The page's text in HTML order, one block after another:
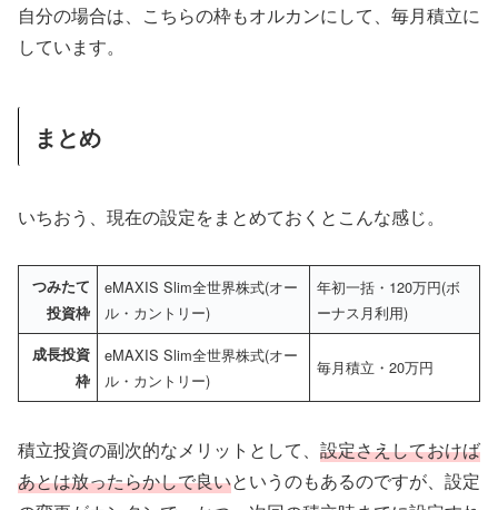
自分の場合は、こちらの枠もオルカンにして、毎月積立に
しています。
まとめ
いちおう、現在の設定をまとめておくとこんな感じ。
つみたて
投資枠
eMAXIS Slim全世界株式(オー
ル・カントリー)
年初一括・120万円(ボ
ーナス月利用)
成長投資
枠
eMAXIS Slim全世界株式(オー
ル・カントリー)
毎月積立・20万円
積立投資の副次的なメリットとして、 設定さえしておけば
あとは放ったらかしで良いというのもあるのですが、設定